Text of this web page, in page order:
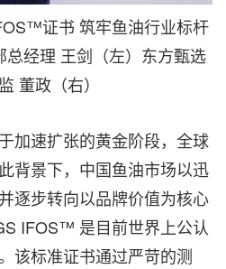
证书 筑牢鱼油行业标杆
经理 王剑（左）东方甄选
董政（右）
加速扩张的黄金阶段，全球
背景下，中国鱼油市场以迅
逐步转向以品牌价值为核心
IFOS™ 是目前世界上公认
该标准证书通过严苛的测